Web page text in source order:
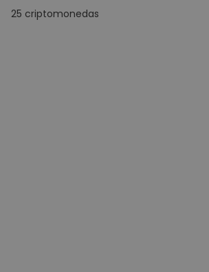
25 criptomonedas